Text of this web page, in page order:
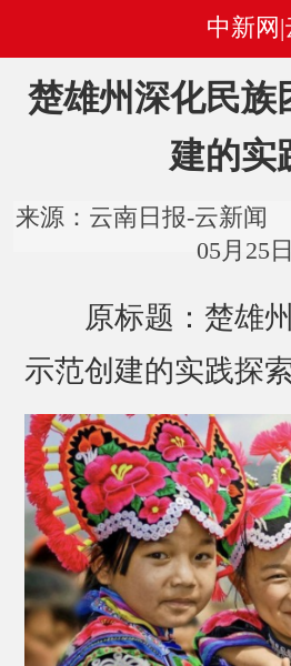
中新网|
楚雄州深化民族
建的实
来源：云南日报-云新
05月25
原标题：楚雄州
示范创建的实践探